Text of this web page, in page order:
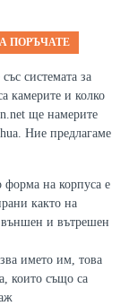
ПОРЪЧАТЕ
системата за
камерите и колко
ще намерите
Ние предлагаме
форма на корпуса е
както на
външен и вътрешен
името им, това
които също са